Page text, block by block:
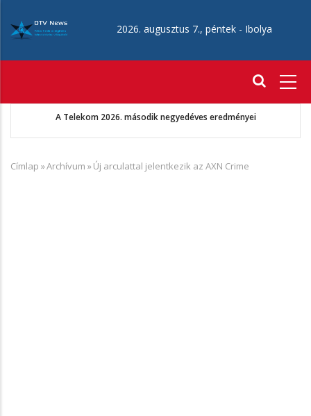
tartalomra
2026. augusztus 7., péntek - Ibolya
A Telekom 2026. második negyedéves eredményei
Morzsa
Címlap »Archívum »Új arculattal jelentkezik az AXN Crime